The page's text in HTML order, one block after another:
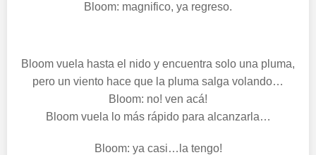
Bloom: magnifico, ya regreso.
Bloom vuela hasta el nido y encuentra solo una pluma,
pero un viento hace que la pluma salga volando…
Bloom: no! ven acá!
Bloom vuela lo más rápido para alcanzarla…
Bloom: ya casi…la tengo!